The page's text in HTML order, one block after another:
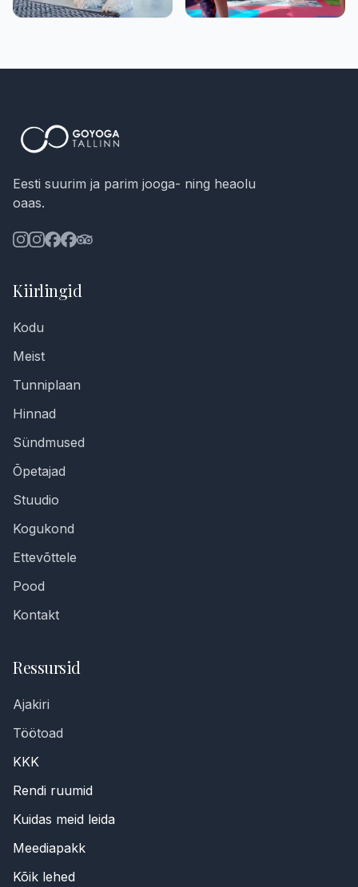
Eesti suurim ja parim jooga- ning heaolu
oaas.
Kiirlingid
Kodu
Meist
Tunniplaan
Hinnad
Sündmused
Õpetajad
Stuudio
Kogukond
Ettevõttele
Pood
Kontakt
Ressursid
Ajakiri
Töötoad
KKK
Rendi ruumid
Kuidas meid leida
Meediapakk
Kõik lehed